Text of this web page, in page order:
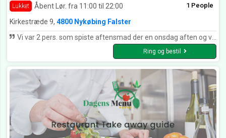
Lukket Åbent Lør. fra 11:00 til 22:00 1 People
Kirkestræde 9, 4800 Nykøbing Falster
Vi var 2 pers. som spiste aftensmad der en onsdag aften og valgte en 3-retters menu. Til den pris var vi meget tilfredse. Jef fik blæksprutteringe til forret og de var som de skulle være og med dejligt brød til. Entrecoten til hovedretten var virkelig mør og lækker og det samme var den bagte kartoffel. Der kunne måske godt have været lidt mere spændende salat til, men alt i alt en god oplevelse med jævn god mad til prisen. Desserten var pandekager med is og dejlig chokoladesovs til og vi kunne næsten trille derfra :-D Derudover en særdeles venlig og smilende tjener, så vi kan bestemt anbefale restaurant Italy!
Ring og bestil